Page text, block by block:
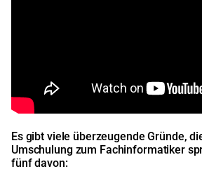
Es gibt viele überzeugende Gründe,
Umschulung zum Fachinformatiker
fünf davon: